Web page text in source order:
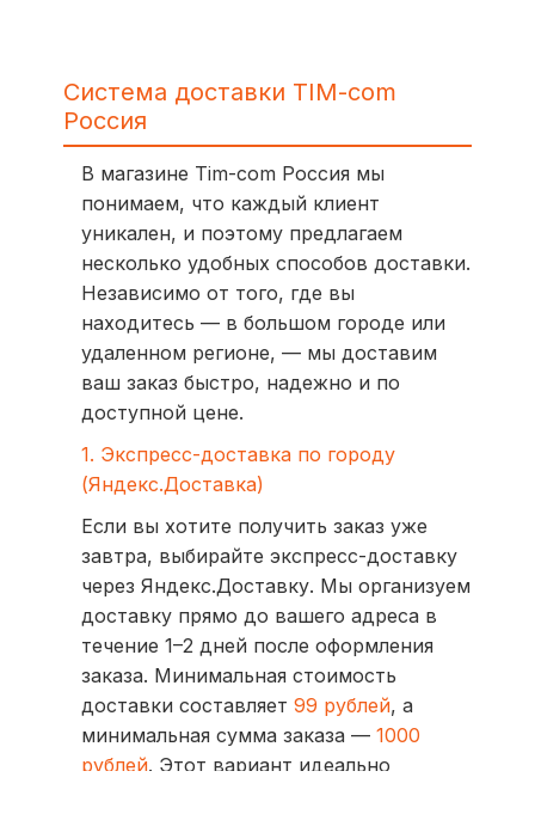
Система доставки TIM-com
Россия
В магазине Tim-com Россия мы
понимаем, что каждый клиент
уникален, и поэтому предлагаем
несколько удобных способов доставки.
Независимо от того, где вы
находитесь — в большом городе или
удаленном регионе, — мы доставим
ваш заказ быстро, надежно и по
доступной цене.
1. Экспресс-доставка по городу
(Яндекс.Доставка)
Если вы хотите получить заказ уже
завтра, выбирайте экспресс-доставку
через Яндекс.Доставку. Мы организуем
доставку прямо до вашего адреса в
течение 1–2 дней после оформления
заказа. Минимальная стоимость
доставки составляет 99 рублей, а
минимальная сумма заказа — 1000
рублей. Этот вариант идеально